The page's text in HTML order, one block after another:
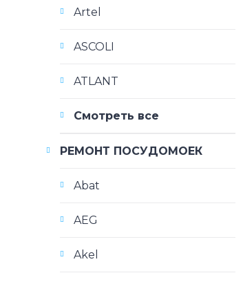
Artel
ASCOLI
ATLANT
Смотреть все
РЕМОНТ ПОСУДОМОЕК
Abat
AEG
Akel